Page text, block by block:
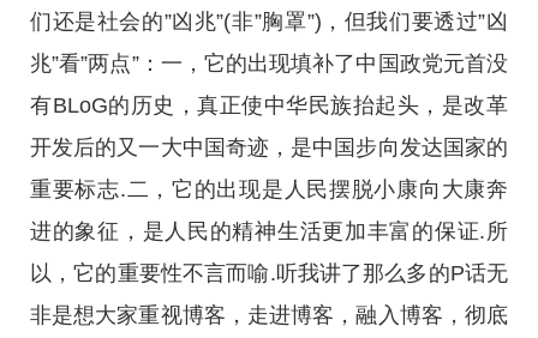
们还是社会的”凶兆”(非”胸罩”)，但我们要透过”凶
兆”看”两点”：一，它的出现填补了中国政党元首没
有BLoG的历史，真正使中华民族抬起头，是改革
开发后的又一大中国奇迹，是中国步向发达国家的
重要标志.二，它的出现是人民摆脱小康向大康奔
进的象征，是人民的精神生活更加丰富的保证.所
以，它的重要性不言而喻.听我讲了那么多的P话无
非是想大家重视博客，走进博客，融入博客，彻底